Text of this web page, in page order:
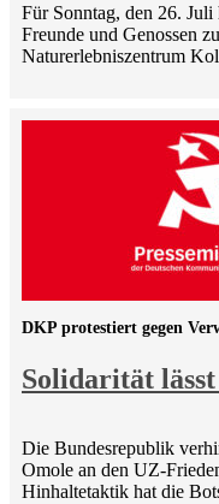
Für Sonntag, den 26.
Freunde und Genossen
Naturerlebniszentrum
Solidarität
DKP protestiert gegen
Die Bundesrepublik
Omole an den UZ-
Hinhaltetaktik hat die